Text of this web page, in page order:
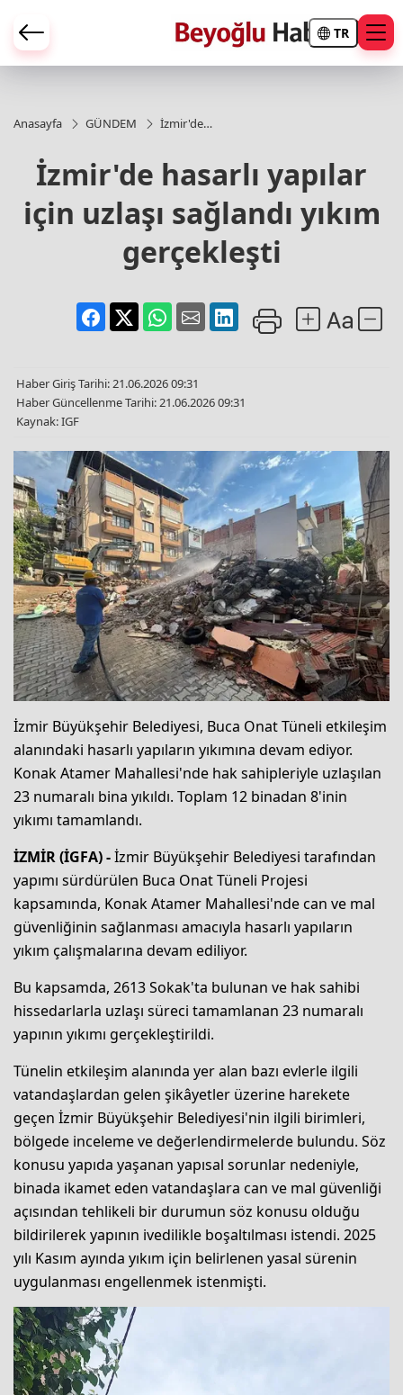
TR
Anasayfa GÜNDEM
İzmir'de
uzlaşı
sağlandı
yıkım
gerçekleşti
İzmir'de hasarlı yapılar
için uzlaşı sağlandı yıkım
gerçekleşti
Haber Giriş Tarihi: 21.06.2026 09:31
Haber Güncellenme Tarihi: 21.06.2026 09:31
Kaynak: IGF
İzmir Büyükşehir Belediyesi, Buca Onat Tüneli etkileşim
alanındaki hasarlı yapıların yıkımına devam ediyor.
Konak Atamer Mahallesi'nde hak sahipleriyle uzlaşılan
23 numaralı bina yıkıldı. Toplam 12 binadan 8'inin
yıkımı tamamlandı.
İZMİR (İGFA) -İzmir Büyükşehir Belediyesi tarafından
yapımı sürdürülen Buca Onat Tüneli Projesi
kapsamında, Konak Atamer Mahallesi'nde can ve mal
güvenliğinin sağlanması amacıyla hasarlı yapıların
yıkım çalışmalarına devam ediliyor.
Bu kapsamda, 2613 Sokak'ta bulunan ve hak sahibi
hissedarlarla uzlaşı süreci tamamlanan 23 numaralı
yapının yıkımı gerçekleştirildi.
Tünelin etkileşim alanında yer alan bazı evlerle ilgili
vatandaşlardan gelen şikâyetler üzerine harekete
geçen İzmir Büyükşehir Belediyesi'nin ilgili birimleri,
bölgede inceleme ve değerlendirmelerde bulundu. Söz
konusu yapıda yaşanan yapısal sorunlar nedeniyle,
binada ikamet eden vatandaşlara can ve mal güvenliği
açısından tehlikeli bir durumun söz konusu olduğu
bildirilerek yapının ivedilikle boşaltılması istendi. 2025
yılı Kasım ayında yıkım için belirlenen yasal sürenin
uygulanması engellenmek istenmişti.